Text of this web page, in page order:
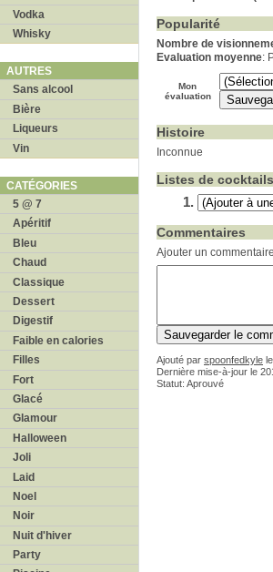
Vodka
Whisky
AUTRES
Sans alcool
Bière
Liqueurs
Vin
CATÉGORIES
5 @ 7
Apéritif
Bleu
Chaud
Classique
Dessert
Digestif
Faible en calories
Filles
Fort
Glacé
Glamour
Halloween
Joli
Laid
Noel
Noir
Nuit d'hiver
Party
Popularité
Nombre de
Evaluation moyenne:
Mon
évaluation
Histoire
Inconnue
Listes de cocktails
Commentaires
Ajouter un
Ajouté par spoonfedkyle le
Dernière mise-à-jour le
Statut: Aprouvé